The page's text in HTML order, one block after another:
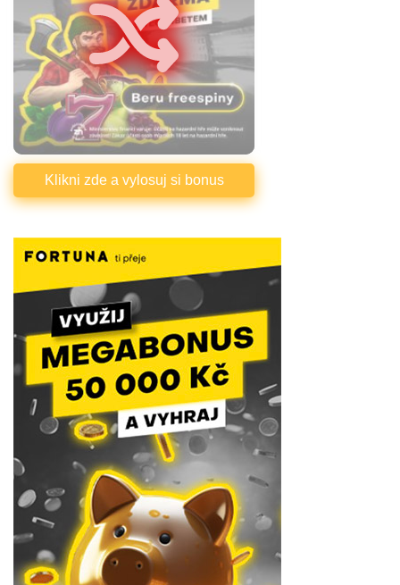
Klikni zde a vylosuj si bonus